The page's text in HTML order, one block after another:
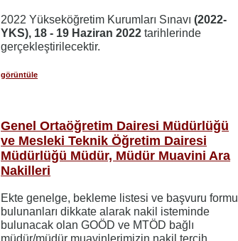
2022 Yükseköğretim Kurumları Sınavı (2022-
YKS), 18 - 19 Haziran 2022 tarihlerinde
gerçekleştirilecektir.
görüntüle
Genel Ortaöğretim Dairesi Müdürlüğü
ve Mesleki Teknik Öğretim Dairesi
Müdürlüğü Müdür, Müdür Muavini Ara
Nakilleri
Ekte genelge, bekleme listesi ve başvuru formu
bulunanları dikkate alarak nakil isteminde
bulunacak olan GOÖD ve MTÖD bağlı